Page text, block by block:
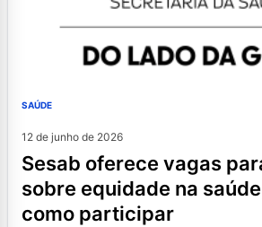
SAÚDE
12 de junho de 2026
sesab oferece vagas para curso
sobre equidade na
como participar